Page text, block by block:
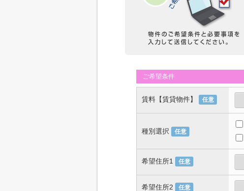
ご希望条件
賃料【賃貸物件】 任意
種別選択 任意
希望住所1 任意
希望住所2 任意